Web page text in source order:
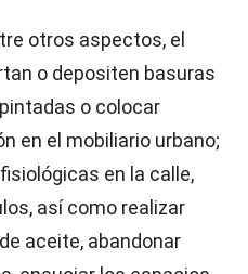
otros aspectos, el
o depositen basuras
o colocar
en el mobiliario urbano;
en la calle,
así como realizar
aceite, abandonar